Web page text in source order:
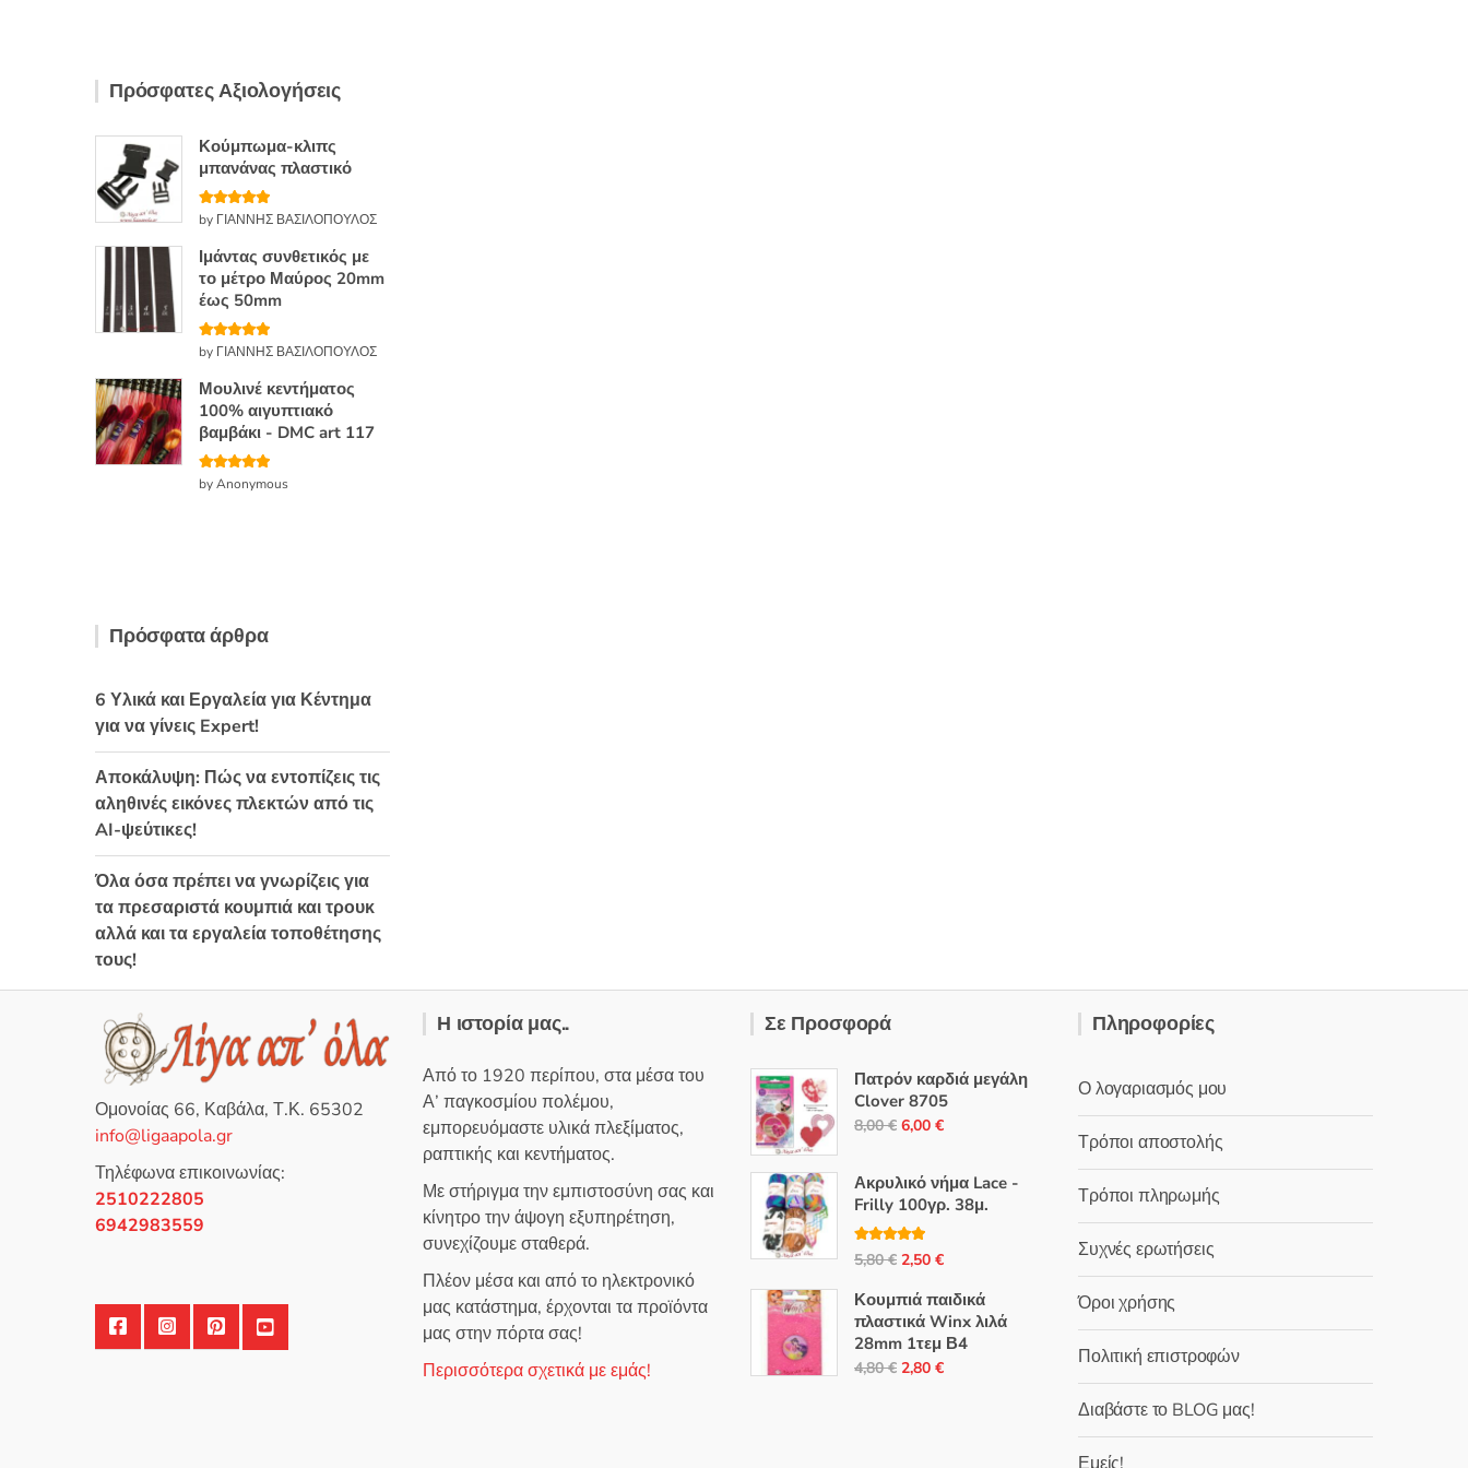
Πρόσφατες Αξιολογήσεις
Κούμπωμα-κλιπς
μπανάνας πλαστικό
Βαθμολογή
θηκε με5
by ΓΙΑΝΝΗΣ ΒΑΣΙΛΟΠΟΥΛΟΣ
Ιμάντας συνθετικός με
το μέτρο Μαύρος 20mm
έως 50mm
Βαθμολογή
θηκε με5
by ΓΙΑΝΝΗΣ ΒΑΣΙΛΟΠΟΥΛΟΣ
Μουλινέ κεντήματος
100% αιγυπτιακό
βαμβάκι - DMC art 117
Βαθμολογή
θηκε με5
by Anonymous
Πρόσφατα άρθρα
6 Υλικά και Εργαλεία για Κέντημα
για να γίνεις Expert!
Αποκάλυψη: Πώς να εντοπίζεις τις
αληθινές εικόνες πλεκτών από τις
AI-ψεύτικες!
Όλα όσα πρέπει να γνωρίζεις για
τα πρεσαριστά κουμπιά και τρουκ
αλλά και τα εργαλεία τοποθέτησης
τους!
Ομονοίας 66, Καβάλα, Τ.Κ. 65302
info@ligaapola.gr
Τηλέφωνα επικοινωνίας:
2510222805
6942983559
Η ιστορία μας..
Από το 1920 περίπου, στα μέσα του
Α’ παγκοσμίου πολέμου,
εμπορευόμαστε υλικά πλεξίματος,
ραπτικής και κεντήματος.
Με στήριγμα την εμπιστοσύνη σας και
κίνητρο την άψογη εξυπηρέτηση,
συνεχίζουμε σταθερά.
Πλέον μέσα και από το ηλεκτρονικό
μας κατάστημα, έρχονται τα προϊόντα
μας στην πόρτα σας!
Περισσότερα σχετικά με εμάς!
Σε Προσφορά
Πατρόν καρδιά μεγάλη
Clover 8705
8,00€ Original
was:
8,00 €.
6,00 €Η
τιμή
είναι:
Ακρυλικό νήμα Lace -
Frilly 100γρ. 38μ.
Βαθμολογή
θηκε με 5.00
5,80€ Original
was:
5,80 €.
2,50 €Η
τιμή
είναι:
2,50 €.
Κουμπιά παιδικά
πλαστικά Winx λιλά
28mm 1τεμ Β4
4,80€ Original
2,80 €Η
Πληροφορίες
Ο λογαριασμός μου
Τρόποι αποστολής
Τρόποι πληρωμής
Συχνές ερωτήσεις
Όροι χρήσης
Πολιτική επιστροφών
Διαβάστε το BLOG μας!